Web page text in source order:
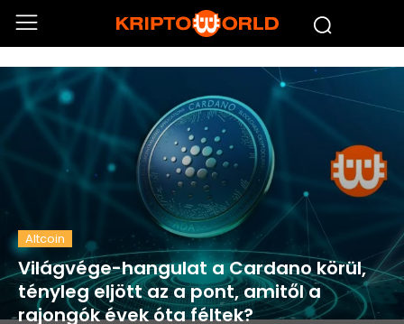
Altcoin
Világvége-hangulat a Cardano körül,
tényleg eljött az a pont, amitől a
rajongók évek óta féltek?